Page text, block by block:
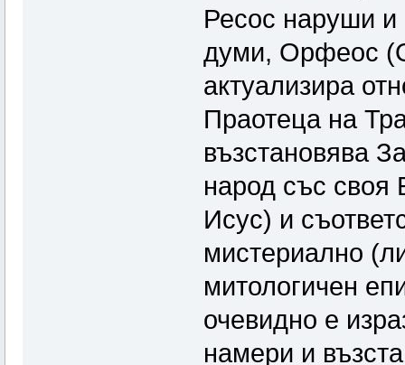
Ресос наруши и
думи, Орфеос
актуализира
Праотеца на
възстановява
народ със своя
Исус) и
мистериално
митологичен
очевидно е
намери и